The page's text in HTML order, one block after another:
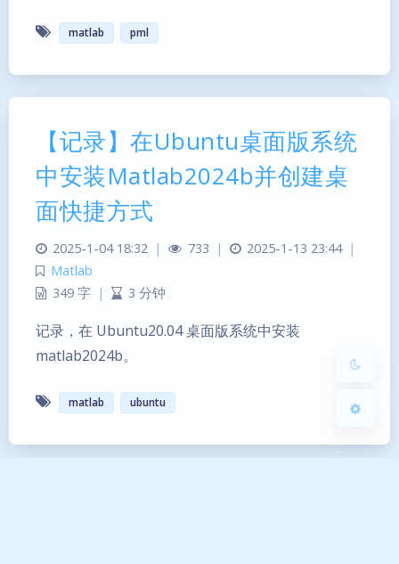
暗黑模式
Sans Serif Serif
关闭 日落 暗化
matlab pml
【记录】在Ubuntu桌面版系统
中安装Matlab2024b并创建桌
面快捷方式
2025-1-04 18:32 | 733 | 2025-1-13 23:44 |
Matlab
349 字 | 3 分钟
记录，在 Ubuntu20.04 桌面版系统中安装
matlab2024b。
matlab ubuntu